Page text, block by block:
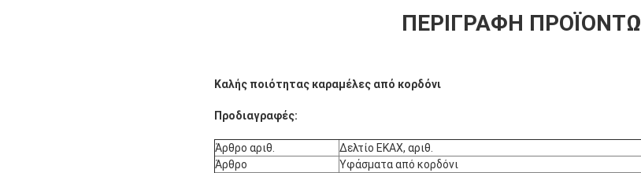
ΠΕΡΙΓΡΑΦΉ
Καλής ποιότητας καραμέλες από κορδόνι
Προδιαγραφές:
Άρθρο αριθ.
Δελτίο ΕΚΑΧ, αριθ.
Άρθρο
Υφάσματα από κορδόνι